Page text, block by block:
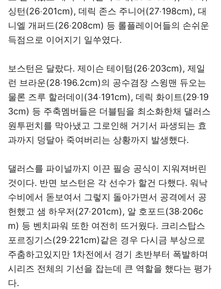
싱턴(26‧201cm), 데릭 존스 주니어(27‧198cm), 대
니엘 개퍼드(26‧208cm) 등 롤플레이어들의 손쉬운
득점으로 이어지기 일쑤였다.
보스턴은 달랐다. 제이슨 테이텀(26‧203cm), 제일
런 브라운(28‧196.2cm)의 공수겸장 스윙맨 듀오는
물론 즈루 할러데이(34‧191cm), 데릭 화이트(29‧19
3cm) 등 주축멤버들은 더블팀을 최소화한채 댈러스
원투펀치를 막아냈고 그로인해 거기서 파생되는 효
과까지 덩달아 죽여버리는 상황까지 발생했다.
댈러스를 파이널까지 이끈 필승 공식이 지워져버린
것이다. 반면 보스턴은 각 선수가 할건 다했다. 워낙
수비에서 돋보여서 그렇지 돌아가면서 공격에서 공
헌했고 샘 하우저(27‧201cm), 알 호포드(38‧206c
m) 등 벤치파워 또한 여전히 뜨거웠다. 크리스탑스
포르징기스(29‧221cm)같은 경우 다시금 부상으로
주춤하고있지만 1차전에서 경기 초반부터 폭발하며
시리즈 전체의 기선을 잡는데 큰 역할을 했다는 평가
다.